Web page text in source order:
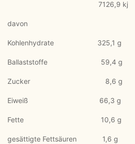
7126,9 kj
davon
Kohlenhydrate
Ballaststoffe 59,4
Zucker 8,6
Eiweiß 66,3 g
Fette 10,6
gesättigte Fettsäuren